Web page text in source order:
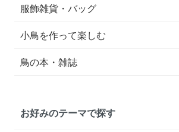
服飾雑貨・バッグ
小鳥を作って楽しむ
鳥の本・雑誌
お好みのテーマで探す